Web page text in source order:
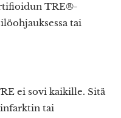
TRE®-
tai
ei sovi kaikille. Sitä
tai